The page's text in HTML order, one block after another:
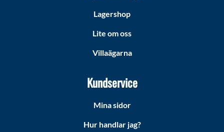
Lagershop
Lite om oss
Villaägarna
Kundservice
Mina sidor
Hur handlar jag?